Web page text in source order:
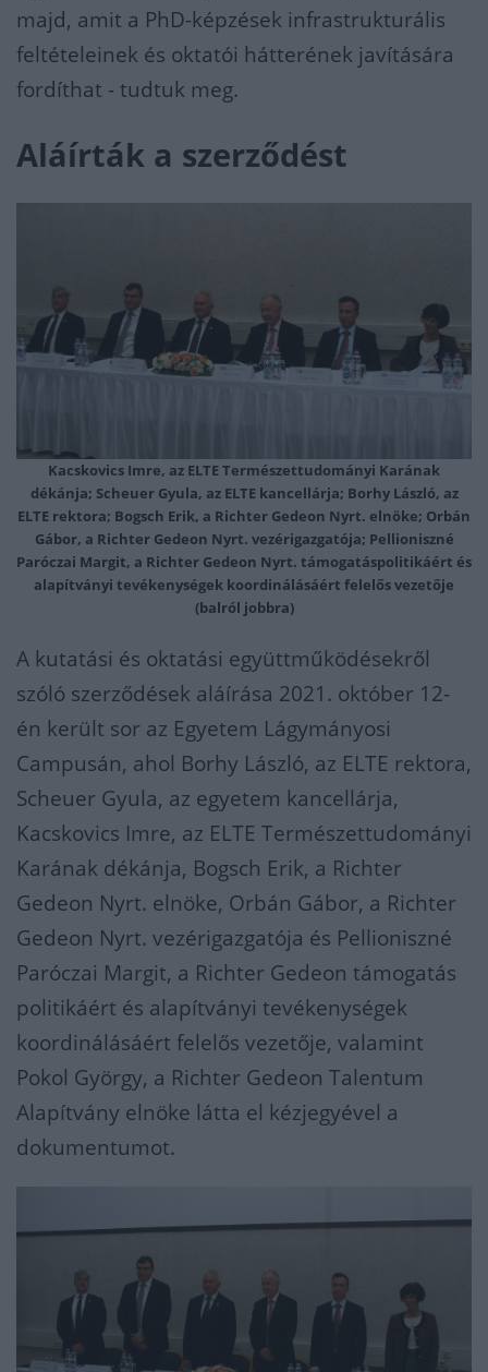
majd, amit a PhD-képzések infrastrukturális
feltételeinek és oktatói hátterének javítására
fordíthat - tudtuk meg.
Aláírták a szerződést
Kacskovics Imre, az ELTE Természettudományi Karának
dékánja; Scheuer Gyula, az ELTE kancellárja; Borhy László, az
ELTE rektora; Bogsch Erik, a Richter Gedeon Nyrt. elnöke; Orbán
Gábor, a Richter Gedeon Nyrt. vezérigazgatója; Pellioniszné
Paróczai Margit, a Richter Gedeon Nyrt. támogatáspolitikáért és
alapítványi tevékenységek koordinálásáért felelős vezetője
(balról jobbra)
A kutatási és oktatási együttműködésekről
szóló szerződések aláírása 2021. október 12-
én került sor az Egyetem Lágymányosi
Campusán, ahol Borhy László, az ELTE rektora,
Scheuer Gyula, az egyetem kancellárja,
Kacskovics Imre, az ELTE Természettudományi
Karának dékánja, Bogsch Erik, a Richter
Gedeon Nyrt. elnöke, Orbán Gábor, a Richter
Gedeon Nyrt. vezérigazgatója és Pellioniszné
Paróczai Margit, a Richter Gedeon támogatás
politikáért és alapítványi tevékenységek
koordinálásáért felelős vezetője, valamint
Pokol György, a Richter Gedeon Talentum
Alapítvány elnöke látta el kézjegyével a
dokumentumot.